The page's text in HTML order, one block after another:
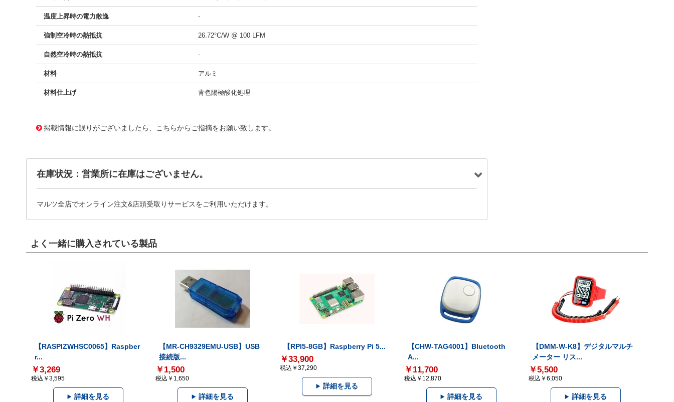
温度上昇時の電力散逸 -
強制空冷時の熱抵抗 26.72°C/W @ 100 LFM
自然空冷時の熱抵抗 -
材料 アルミ
材料仕上げ 青色陽極酸化処理
掲載情報に誤りがございましたら、こちらからご指摘をお願い致します。
在庫状況：営業所に在庫はございません。
マルツ全店でオンライン注文&店頭受取りサービスをご利用いただけます。
よく一緒に購入されている製品
【RASPIZWHSC0065】Raspber
r...
￥3,269
税込￥3,595
詳細を見る
【MR-CH9329EMU-USB】USB
接続版...
￥1,500
税込￥1,650
詳細を見る
【RPI5-8GB】Raspberry Pi 5...
￥33,900
税込￥37,290
詳細を見る
【CHW-TAG4001】Bluetooth
A...
￥11,700
税込￥12,870
詳細を見る
【DMM-W-K8】デジタルマルチ
メーター リス...
￥5,500
税込￥6,050
詳細を見る